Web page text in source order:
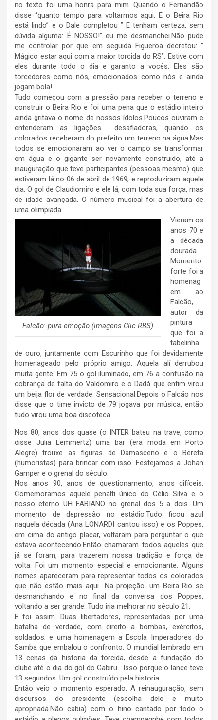
no texto foi uma honra para mim. Quando o Fernandão
disse “quanto tempo para voltarmos aqui. E o Beira Rio
está lindo” e o Dale completou ” E tenham certeza, sem
dúvida alguma: É NOSSO!” eu me desmanchei.Não pude
me controlar por que em seguida Figueroa decretou: ”
Mágico estar aqui com a maior torcida do RS”. Estive com
eles durante todo o dia e garanto a vocês. Eles são
torcedores como nós, emocionados como nós e ainda
jogam bola!
Tudo começou com a pressão para receber o terreno e
construir o Beira Rio e foi uma pena que o estádio inteiro
ainda gritava o nome de nossos ídolos.Poucos ouviram e
entenderam as ligações desafiadoras, quando os
colorados receberam do prefeito um terreno na água.Mas
todos se emocionaram ao ver o campo se transformar
em água e o gigante ser novamente construido, até a
inauguração que teve participantes (pessoas mesmo) que
estiveram lá no 06 de abril de 1969, e reproduziram aquele
dia. O gol de Claudiomiro e ele lá, com toda sua força, mas
de idade avançada. O número musical foi a abertura de
uma olimpiada.
Falcão: pura emoção (imagens Clic RBS)
Vieram os
anos 70 e
a década
dourada.
Momento
forte foi a
homenag
em ao
Falcão,
autor da
pintura
que foi a
tabelinha
de ouro, juntamente com Escurinho que foi devidamente
homenageado pelo próprio amigo. Aquela alí derrubou
muita gente. Em 75 o gol iluminado, em 76 a confusão na
cobrança de falta do Valdomiro e o Dadá que enfim virou
um beija flor de verdade. Sensacional.Depois o Falcão nos
disse que o time invicto de 79 jogava por música, então
tudo virou uma boa discoteca.
Nos 80, anos dos quase (o INTER bateu na trave, como
disse Julia Lemmertz) uma bar (era moda em Porto
Alegre) trouxe as figuras de Damasceno e o Bereta
(humoristas) para brincar com isso. Festejamos a Johan
Gamper e o grenal do século.
Nos anos 90, anos de questionamento, anos difíceis.
Comemoramos aquele penalti único do Célio Silva e o
nosso eterno UH FABIANO no grenal dos 5 a dois. Um
momento de depressão no estádio.Tudo ficou azul
naquela década (Ana LONARDI cantou isso) e os Poppes,
em cima do antigo placar, voltaram para perguntar o que
estava acontecendo.Então chamaram todos aqueles que
já se foram, para trazerem nossa tradição e força de
volta. Foi um momento especial e emocionante. Alguns
nomes apareceram para representar todos os colorados
que não estão mais aqui….Na projeção, um Beira Rio se
desmanchando e no final da conversa dos Poppes,
voltando a ser grande. Tudo iria melhorar no século 21.
E foi assim. Duas libertadores, representadas por uma
batalha de verdade, com direito a bombas, exércitos,
soldados, e uma homenagem a Escola Imperadores do
Samba que embalou o confronto. O mundial lembrado em
13 cenas da historia da torcida, desde a fundação do
clube até o dia do gol do Gabiru. Isso porque o lance teve
13 segundos. Um gol construído pela historia .
Então veio o momento esperado. A reinauguração, sem
discursos do presidente (escolha dele e muito
apropriada.Não cabia) com o hino cantado por todo o